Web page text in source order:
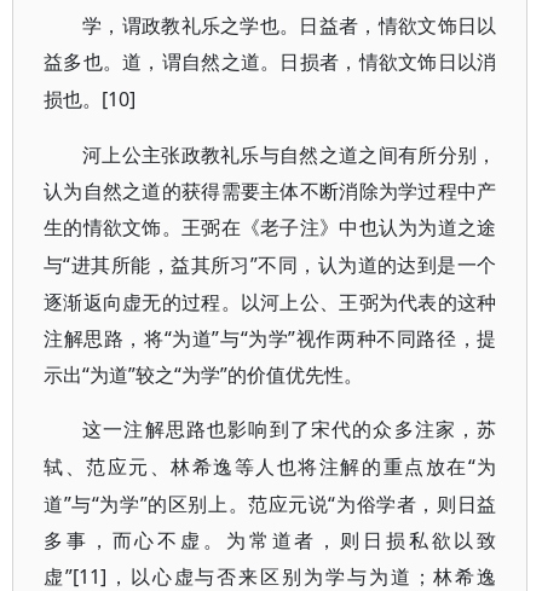
学，谓政教礼乐之学也。日益者，情欲文饰日以
益多也。道，谓自然之道。日损者，情欲文饰日以消
损也。 [10]
河上公主张政教礼乐与自然之道之间有所分别，
认为自然之道的获得需要主体不断消除为学过程中产
生的情欲文饰。王弼在《老子注》中也认为为道之途
与“进其所能，益其所习”不同，认为道的达到是一个
逐渐返向虚无的过程。以河上公、王弼为代表的这种
注解思路，将“为道”与“为学”视作两种不同路径，提
示出“为道”较之“为学”的价值优先性。
这一注解思路也影响到了宋代的众多注家，苏
轼、范应元、林希逸等人也将注解的重点放在“为
道”与“为学”的区别上。范应元说“为俗学者，则日益
多事，而心不虚。为常道者，则日损私欲以致
虚”[11] ，以心虚与否来区别为学与为道；林希逸